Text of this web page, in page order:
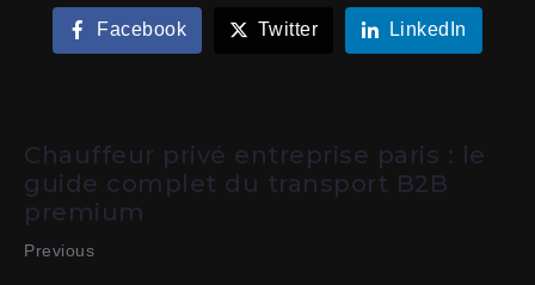
Facebook Twitter LinkedIn
Chauffeur privé entreprise paris : le
guide complet du transport B2B
premium
Previous